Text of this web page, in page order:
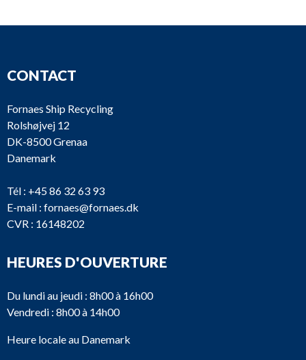
CONTACT
Fornaes Ship Recycling
Rolshøjvej 12
DK-8500 Grenaa
Danemark
Tél : +45 86 32 63 93
E-mail : fornaes@fornaes.dk
CVR : 16148202
HEURES D'OUVERTURE
Du lundi au jeudi : 8h00 à 16h00
Vendredi : 8h00 à 14h00
Heure locale au Danemark